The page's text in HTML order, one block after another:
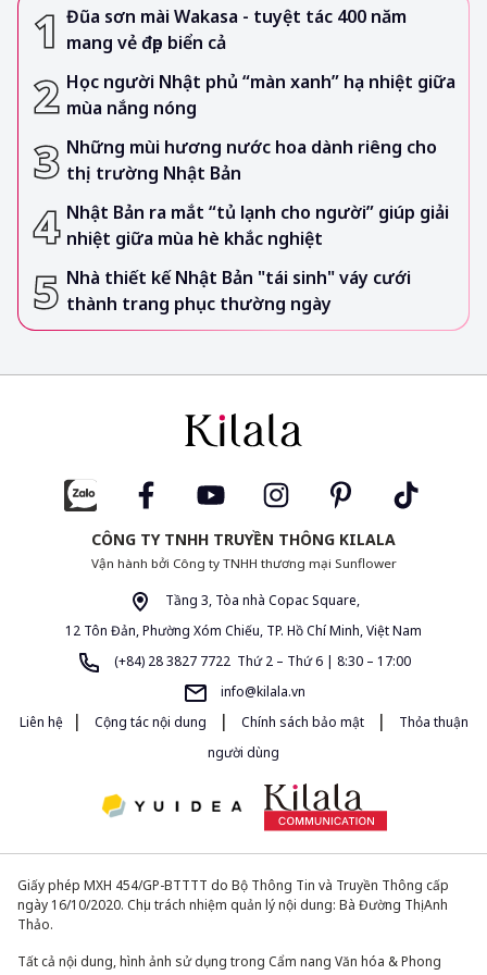
Đũa sơn mài Wakasa - tuyệt tác 400 năm
mang vẻ đẹp biển cả
Học người Nhật phủ “màn xanh” hạ nhiệt giữa
mùa nắng nóng
Những mùi hương nước hoa dành riêng cho
thị trường Nhật Bản
Nhật Bản ra mắt “tủ lạnh cho người” giúp giải
nhiệt giữa mùa hè khắc nghiệt
Nhà thiết kế Nhật Bản "tái sinh" váy cưới
thành trang phục thường ngày
CÔNG TY TNHH TRUYỀN THÔNG KILALA
Vận hành bởi Công ty TNHH thương mại Sunflower
Tầng 3, Tòa nhà Copac Square,
12 Tôn Đản, Phường Xóm Chiếu, TP. Hồ Chí Minh, Việt Nam
(+84) 28 3827 7722 Thứ 2 – Thứ 6 | 8:30 – 17:00
info@kilala.vn
Liên hệ
| Cộng tác nội dung | Chính sách bảo mật |
Thỏa thuận
người dùng
Giấy phép MXH 454/GP-BTTTT do Bộ Thông Tin và Truyền Thông cấp
ngày 16/10/2020. Chịu trách nhiệm quản lý nội dung: Bà Đường Thị Anh
Thảo.
Tất cả nội dung, hình ảnh sử dụng trong Cẩm nang Văn hóa & Phong